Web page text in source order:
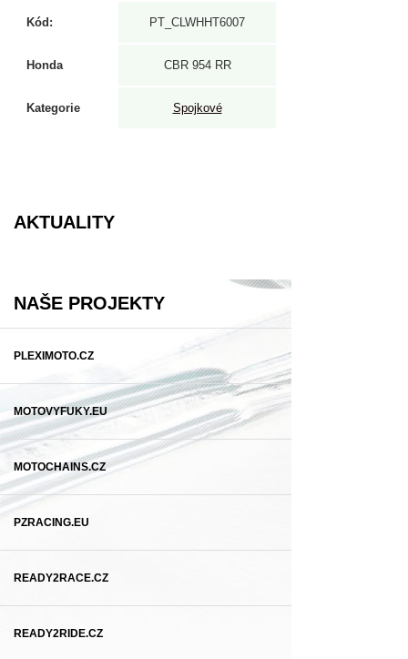
Kód: PT_CLWHHT6007
Honda CBR 954 RR
Kategorie Spojkové
AKTUALITY
NAŠE PROJEKTY
PLEXIMOTO.CZ
MOTOVYFUKY.EU
MOTOCHAINS.CZ
PZRACING.EU
READY2RACE.CZ
READY2RIDE.CZ